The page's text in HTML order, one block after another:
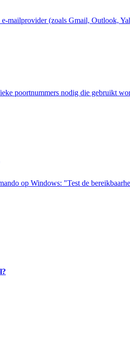
mailprovider (zoals Gmail, Outlook,
poortnummers nodig die gebruikt
op Windows: "Test de